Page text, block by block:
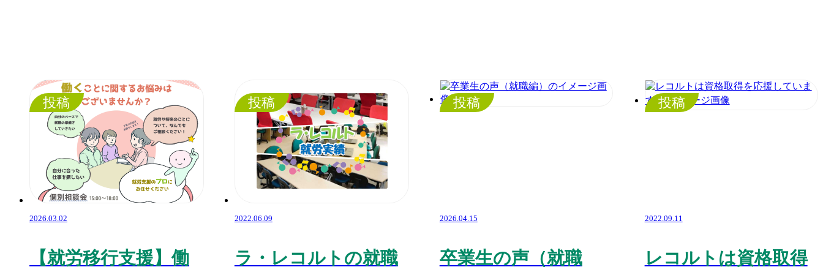
投稿
2026.03.02
【就労移行支援】働
投稿
2022.06.09
ラ・レコルトの就職
投稿
2026.04.15
卒業生の声（就職
投稿
2022.09.11
レコルトは資格取得